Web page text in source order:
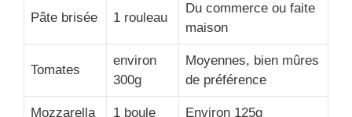
Pâte brisée 1 rouleau
Du commerce ou faite
maison
Tomates
environ
300g
Moyennes, bien mûres
de préférence
Mozzarella 1 boule Environ 125g